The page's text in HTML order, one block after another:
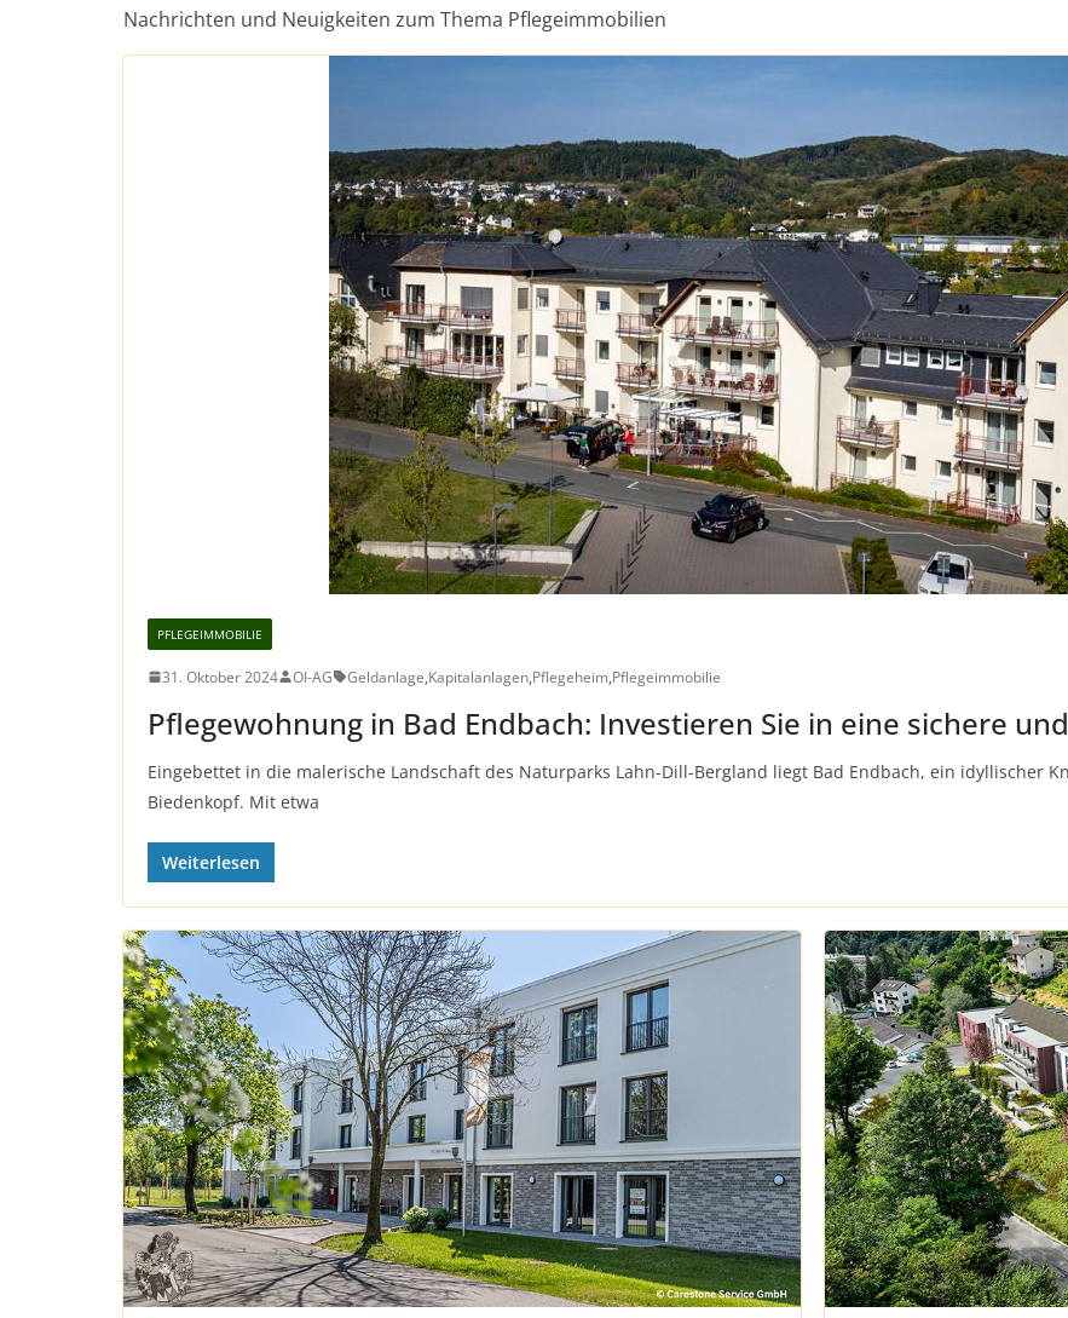
Nachrichten und Neuigkeiten zum Thema Pflegeimmobilien
PFLEGEIMMOBILIE
31. Oktober 2024 OI-AG Geldanlage,Kapitalanlagen,Pflegeheim,Pflegeimmobilie
Pflegewohnung in Bad Endbach: Investieren Sie in eine sichere
Eingebettet in die malerische Landschaft des Naturparks Lahn-Dill-Bergland liegt Bad Endbach, ein idyllischer
Biedenkopf. Mit etwa
Weiterlesen